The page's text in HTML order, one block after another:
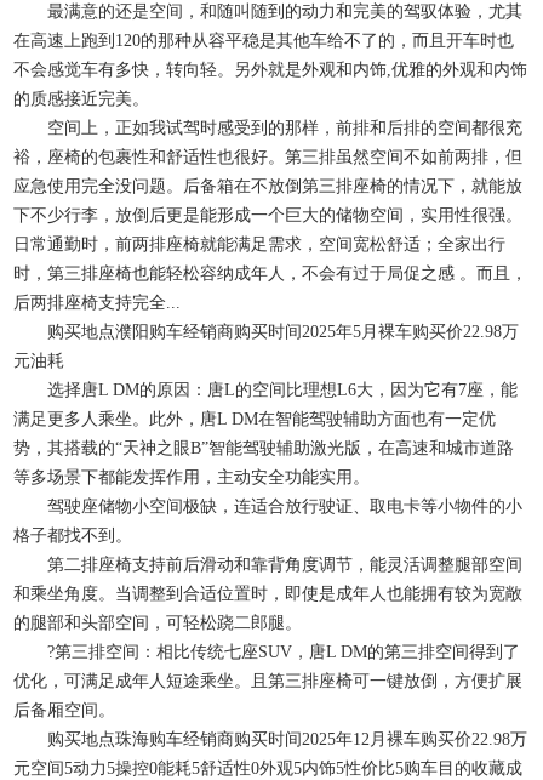
最满意的还是空间，和随叫随到的动力和完美的驾驭体验，尤其
在高速上跑到120的那种从容平稳是其他车给不了的，而且开车时也
不会感觉车有多快，转向轻。另外就是外观和内饰,优雅的外观和内饰
的质感接近完美。
空间上，正如我试驾时感受到的那样，前排和后排的空间都很充
裕，座椅的包裹性和舒适性也很好。第三排虽然空间不如前两排，但
应急使用完全没问题。后备箱在不放倒第三排座椅的情况下，就能放
下不少行李，放倒后更是能形成一个巨大的储物空间，实用性很强。
日常通勤时，前两排座椅就能满足需求，空间宽松舒适；全家出行
时，第三排座椅也能轻松容纳成年人，不会有过于局促之感 。而且，
后两排座椅支持完全...
购买地点濮阳购车经销商购买时间2025年5月裸车购买价22.98万
元油耗
选择唐L DM的原因：唐L的空间比理想L6大，因为它有7座，能
满足更多人乘坐。此外，唐L DM在智能驾驶辅助方面也有一定优
势，其搭载的“天神之眼B”智能驾驶辅助激光版，在高速和城市道路
等多场景下都能发挥作用，主动安全功能实用。
驾驶座储物小空间极缺，连适合放行驶证、取电卡等小物件的小
格子都找不到。
第二排座椅支持前后滑动和靠背角度调节，能灵活调整腿部空间
和乘坐角度。当调整到合适位置时，即使是成年人也能拥有较为宽敞
的腿部和头部空间，可轻松跷二郎腿。
?第三排空间：相比传统七座SUV，唐L DM的第三排空间得到了
优化，可满足成年人短途乘坐。且第三排座椅可一键放倒，方便扩展
后备厢空间。
购买地点珠海购车经销商购买时间2025年12月裸车购买价22.98万
元空间5动力5操控0能耗5舒适性0外观5内饰5性价比5购车目的收藏成